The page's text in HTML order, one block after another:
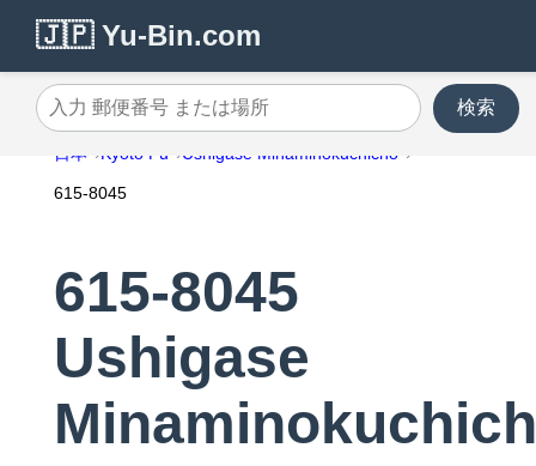
🇯🇵 Yu-Bin.com
入力 郵便番号 または場所
検索
日本 Kyoto Fu Ushigase Minaminokuchicho
615-8045
615-8045
Ushigase